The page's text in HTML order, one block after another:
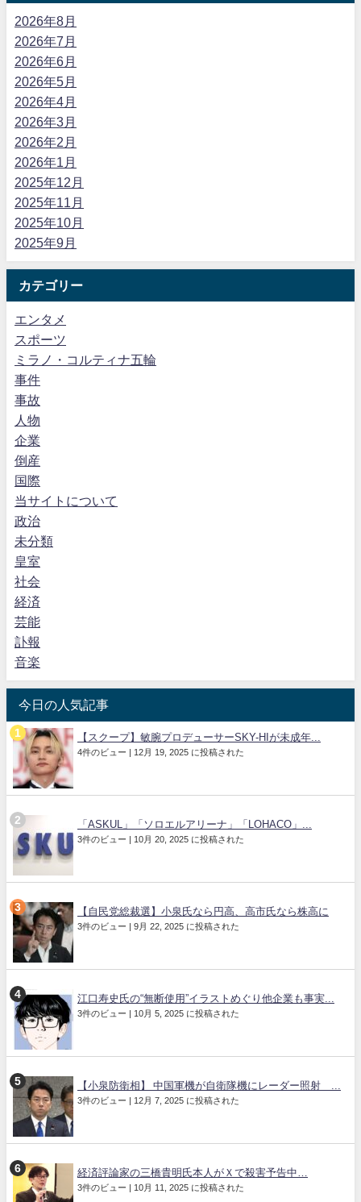
2026年8月
2026年7月
2026年6月
2026年5月
2026年4月
2026年3月
2026年2月
2026年1月
2025年12月
2025年11月
2025年10月
2025年9月
カテゴリー
エンタメ
スポーツ
ミラノ・コルティナ五輪
事件
事故
人物
企業
倒産
国際
当サイトについて
政治
未分類
皇室
社会
経済
芸能
訃報
音楽
今日の人気記事
【スクープ】敏腕プロデューサーSKY-HIが未成年...
4件のビュー | 12月 19, 2025 に投稿された
「ASKUL」「ソロエルアリーナ」「LOHACO」...
3件のビュー | 10月 20, 2025 に投稿された
【自民党総裁選】小泉氏なら円高、高市氏なら株高に
3件のビュー | 9月 22, 2025 に投稿された
江口寿史氏の“無断使用”イラストめぐり他企業も事実...
3件のビュー | 10月 5, 2025 に投稿された
【小泉防衛相】 中国軍機が自衛隊機にレーダー照射 ...
3件のビュー | 12月 7, 2025 に投稿された
経済評論家の三橋貴明氏本人がＸで殺害予告中…
3件のビュー | 10月 11, 2025 に投稿された